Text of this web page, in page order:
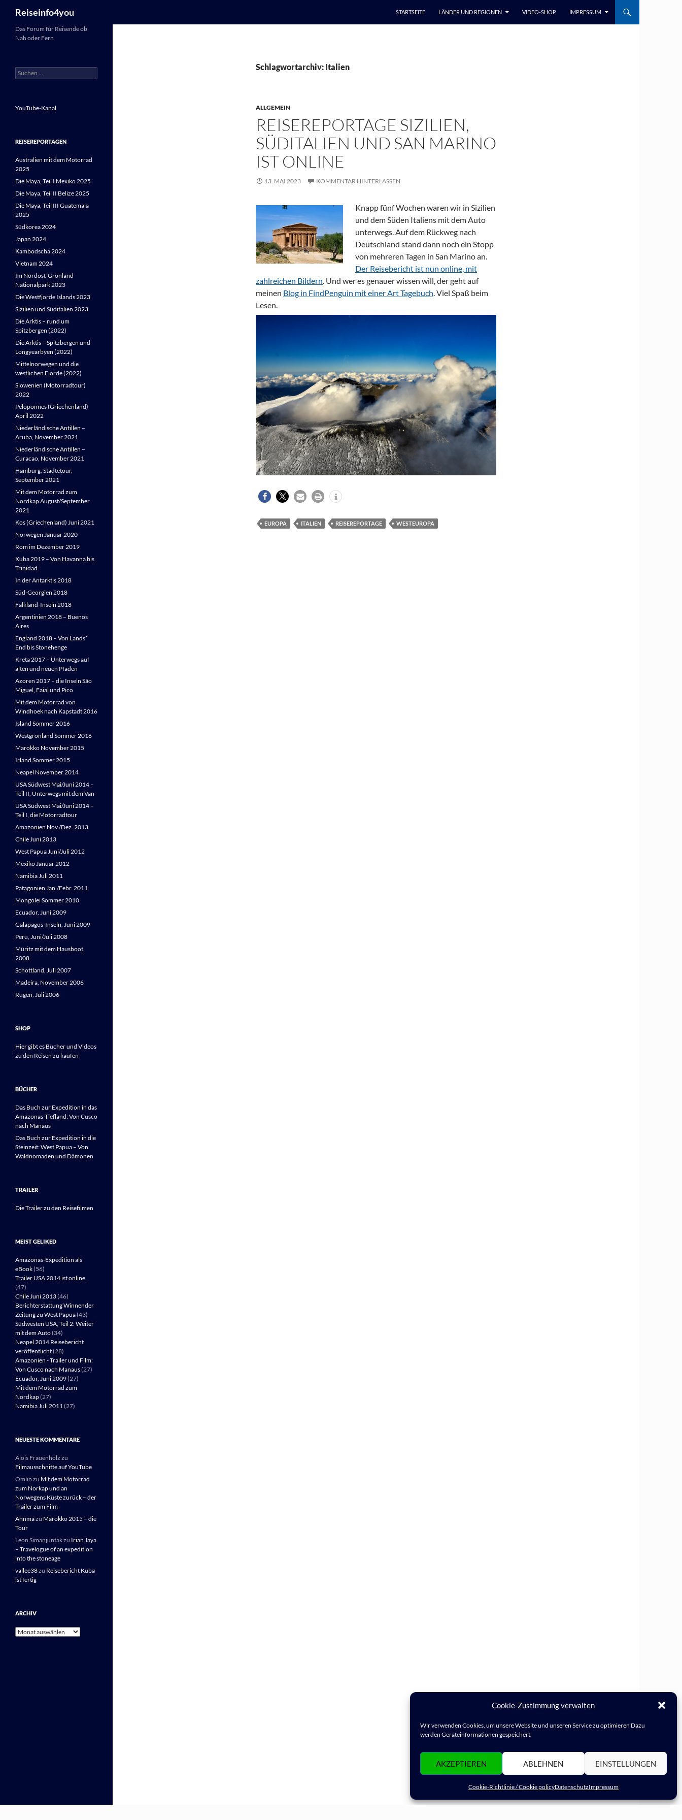
Cookie-Zustimmung verwalten
Wir verwenden Cookies, um unsere Website und unseren Service zu optimieren Dazu
werden Geräteinformationen gespeichert.
AKZEPTIEREN ABLEHNEN EINSTELLUNGEN
Cookie-Richtlinie / Cookie policyDatenschutzImpressum
Inhalt
Reiseinfo4you STARTSEITE LÄNDER UND REGIONEN VIDEO-SHOP IMPRESSUM
Schlagwortarchiv: Italien
ALLGEMEIN
REISEREPORTAGE SIZILIEN,
SÜDITALIEN UND SAN MARINO
IST ONLINE
13. MAI 2023 KOMMENTAR HINTERLASSEN
Knapp fünf Wochen waren wir in Sizilien
und dem Süden Italiens mit dem Auto
unterwegs. Auf dem Rückweg nach
Deutschland stand dann noch ein Stopp
von mehreren Tagen in San Marino an.
Der Reisebericht ist nun online, mit
zahlreichen Bildern. Und wer es genauer wissen will, der geht auf
meinen Blog in FindPenguin mit einer Art Tagebuch. Viel Spaß beim
Lesen.
EUROPA ITALIEN REISEREPORTAGE WESTEUROPA
Das Forum für Reisende ob
Nah oder Fern
Suchen
nach:
YouTube-Kanal
REISEREPORTAGEN
Australien mit dem Motorrad
2025
Die Maya, Teil I Mexiko 2025
Die Maya, Teil II Belize 2025
Die Maya, Teil III Guatemala
2025
Südkorea 2024
Japan 2024
Kambodscha 2024
Vietnam 2024
Im Nordost-Grönland-
Nationalpark 2023
Die Westfjorde Islands 2023
Sizilien und Süditalien 2023
Die Arktis – rund um
Spitzbergen (2022)
Die Arktis – Spitzbergen und
Longyearbyen (2022)
Mittelnorwegen und die
westlichen Fjorde (2022)
Slowenien (Motorradtour)
2022
Peloponnes (Griechenland)
April 2022
Niederländische Antillen –
Aruba, November 2021
Niederländische Antillen –
Curacao, November 2021
Hamburg, Städtetour,
September 2021
Mit dem Motorrad zum
Nordkap August/September
2021
Kos (Griechenland) Juni 2021
Norwegen Januar 2020
Rom im Dezember 2019
Kuba 2019 – Von Havanna bis
Trinidad
In der Antarktis 2018
Süd-Georgien 2018
Falkland-Inseln 2018
Argentinien 2018 – Buenos
Aires
England 2018 – Von Lands´
End bis Stonehenge
Kreta 2017 – Unterwegs auf
alten und neuen Pfaden
Azoren 2017 – die Inseln São
Miguel, Faial und Pico
Mit dem Motorrad von
Windhoek nach Kapstadt 2016
Island Sommer 2016
Westgrönland Sommer 2016
Marokko November 2015
Irland Sommer 2015
Neapel November 2014
USA Südwest Mai/Juni 2014 –
Teil II, Unterwegs mit dem Van
USA Südwest Mai/Juni 2014 –
Teil I, die Motorradtour
Amazonien Nov./Dez. 2013
Chile Juni 2013
West Papua Juni/Juli 2012
Mexiko Januar 2012
Namibia Juli 2011
Patagonien Jan./Febr. 2011
Mongolei Sommer 2010
Ecuador, Juni 2009
Galapagos-Inseln, Juni 2009
Peru, Juni/Juli 2008
Müritz mit dem Hausboot,
2008
Schottland, Juli 2007
Madeira, November 2006
Rügen, Juli 2006
SHOP
Hier gibt es Bücher und Videos
zu den Reisen zu kaufen
BÜCHER
Das Buch zur Expedition in das
Amazonas-Tiefland: Von Cusco
nach Manaus
Das Buch zur Expedition in die
Steinzeit: West Papua – Von
Waldnomaden und Dämonen
TRAILER
Die Trailer zu den Reisefilmen
MEIST GELIKED
Amazonas-Expedition als
eBook(56)
Trailer USA 2014 ist online.
(47)
Chile Juni 2013(46)
Berichterstattung Winnender
Zeitung zu West Papua(43)
Südwesten USA, Teil 2: Weiter
mit dem Auto(34)
Neapel 2014 Reisebericht
veröffentlicht(28)
Amazonien - Trailer und Film:
Von Cusco nach Manaus(27)
Ecuador, Juni 2009(27)
Mit dem Motorrad zum
Nordkap(27)
Namibia Juli 2011(27)
NEUESTE KOMMENTARE
Alois Frauenholz zu
Filmausschnitte auf YouTube
Omlin zu Mit dem Motorrad
zum Norkap und an
Norwegens Küste zurück – der
Trailer zum Film
Ahnmazu Marokko 2015 – die
Tour
Leon Simanjuntakzu Irian Jaya
– Travelogue of an expedition
into the stoneage
vallee38zu Reisebericht Kuba
ist fertig
ARCHIV
Archiv